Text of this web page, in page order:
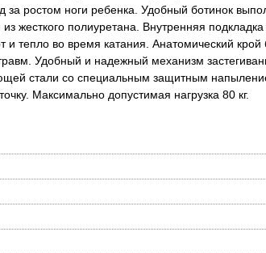
за ростом ноги ребенка. Удобный ботинок
жесткого полиуретана. Внутренняя
тепло во время катания. Анатомический
Удобный и надежный механизм
стали со специальным защитным
Максимально допустимая нагрузка 80 кг.